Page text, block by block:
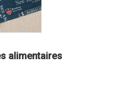
alimentaires